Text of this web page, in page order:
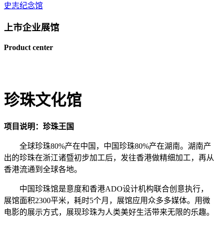
史志纪念馆
上市企业展馆
Product center
珍珠文化馆
项目说明：珍珠王国
全球珍珠80%产在中国，中国珍珠80%产在湖南。湖南产
出的珍珠在浙江诸暨初步加工后，发往香港做精细加工，再从
香港流通到全球各地。
中国珍珠馆是意度和香港ADO设计机构联合创意执行，
展馆面积2300平米，耗时5个月，展馆应用众多多媒体。用微
电影的展示方式，展现珍珠为人类美好生活带来无限的乐趣。